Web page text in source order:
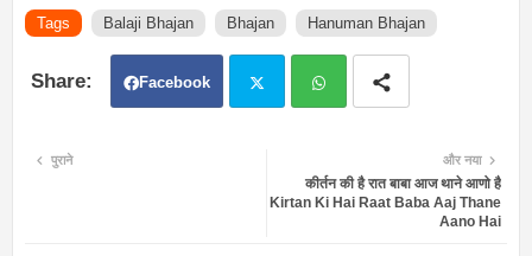
Tags Balaji Bhajan Bhajan Hanuman Bhajan
Facebook
atsa
और नया
कीर्तन की है रात बाबा आज थाने आणो है
Kirtan Ki Hai Raat Baba Aaj Thane
Aano Hai
पुराने